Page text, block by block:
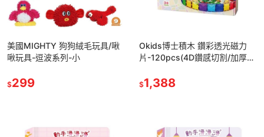
美國MIGHTY 狗狗絨毛玩具/啾
啾玩具-逗波系列-小
$299
Okids博士積木 鑽彩透光磁力
片-120pcs(4D鑽感切割/加厚磁
$1,388